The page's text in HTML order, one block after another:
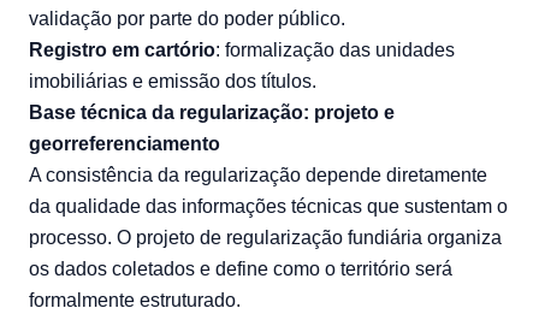
validação por parte do poder público.
Registro em cartório: formalização das unidades
imobiliárias e emissão dos títulos.
Base técnica da regularização: projeto e
georreferenciamento
A consistência da regularização depende diretamente
da qualidade das informações técnicas que sustentam o
processo. O projeto de regularização fundiária organiza
os dados coletados e define como o território será
formalmente estruturado.